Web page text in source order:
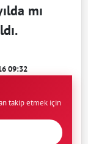
mı
09:32
takip etmek için